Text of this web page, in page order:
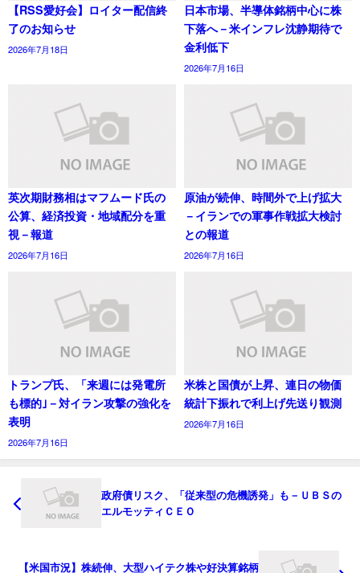
【RSS愛好会】ロイター配信終
了のお知らせ
2026年7月18日
日本市場、半導体銘柄中心に株
下落へ－米インフレ沈静期待で
金利低下
2026年7月16日
英次期財務相はマフムード氏の
公算、経済投資・地域配分を重
視－報道
2026年7月16日
原油が続伸、時間外で上げ拡大
－イランでの軍事作戦拡大検討
との報道
2026年7月16日
トランプ氏、「来週には発電所
も標的｣－対イラン攻撃の強化を
表明
2026年7月16日
米株と国債が上昇、連日の物価
統計下振れで利上げ先送り観測
2026年7月16日
政府債リスク、「従来型の危機誘発」も－ＵＢＳの
エルモッティＣＥＯ
【米国市況】株続伸、大型ハイテク株や好決算銘柄